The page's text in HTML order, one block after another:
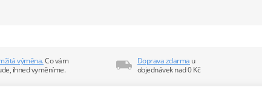
výměna.Co vám
ihned vyměníme.
Doprava zdarma u
objednávek nad 0 Kč